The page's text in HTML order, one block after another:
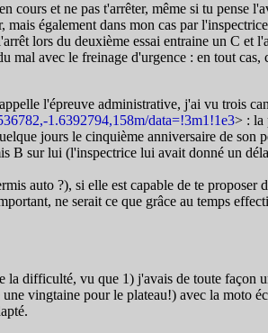
cours et ne pas t'arrêter, même si tu pense
également dans mon cas par
lors du deuxième essai entraine un C et
mal avec le freinage d'urgence : en tout
l'épreuve administrative, j'ai vu trois
1.6392794,158m/data=!3m1!1e3> : la
jours le cinquième anniversaire de
B sur lui (l'inspectrice lui avait donné un
auto ?), si elle est capable de te
ne serait ce que grâce au temps
difficulté, vu que 1) j'avais de toute façon
vingtaine pour le plateau!) avec la moto